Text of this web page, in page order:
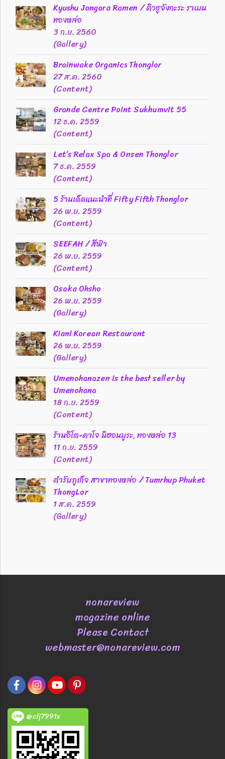
Kyushu Jangara Ramen / คิวชูจังกะระ ราเมน
ทองหล่อ
3 ก.ย. 2560
(Gallery)
Brainwake Organics Thonglor
27 ส.ค. 2560
(Content)
Grande Centre Point Sukhumvit 55
12 ธ.ค. 2559
(Content)
Let’s Relax Spa & Onsen Thonglor
7 ธ.ค. 2559
(Content)
5 ร้านเด็ดแนะนำที่ Fifty Fifth Thonglor
26 พ.ย. 2559
(Content)
SEEFAH / สีฟ้า
26 พ.ย. 2559
(Content)
Osaka Ohsho
26 พ.ย. 2559
(Gallery)
Kiani Korean Restaurant
26 พ.ย. 2559
(Gallery)
Umenohanazen is the best seller by
Umenohana
18 ก.ย. 2559
(Content)
ร้านอิโต-คาโจ นิฮอนมูระ, ทองหล่อ 13
11 ก.ย. 2559
(Content)
ตำรับภูเก็จ สาขาทองหล่อ / Tumrhup Phuket
ThongLor
1 ส.ค. 2559
(Gallery)
nanareview
magazine online
Please Contact
webmaster@nanareview.com
@clj7991s